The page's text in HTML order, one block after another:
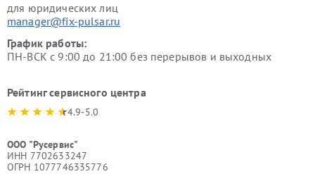
для юридических лиц
manager@fix-pulsar.ru
График работы:
ПН-ВСК с 9:00 до 21:00 без перерывов и выходных
Рейтинг сервисного центра
4.9-5.0
ООО "Русервис"
ИНН 7702633247
ОГРН 1077746335776